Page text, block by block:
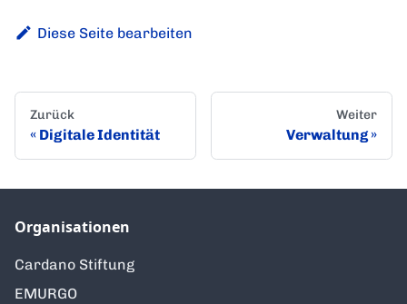
Diese Seite bearbeiten
Zurück
Digitale Identität
Weiter
Verwaltung
Organisationen
Cardano Stiftung
EMURGO